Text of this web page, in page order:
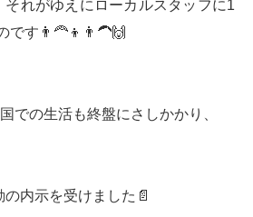
それがゆえにローカルスタッフに1
です👨‍🦰👦👨‍🦱🙌
での生活も終盤にさしかかり、
内示を受けました📄